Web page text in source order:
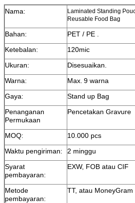
Nama:
Laminated Standing
Reusable Food Bag
Bahan: PET / PE
Ketebalan:
120mic
Ukuran:
Disesuaikan.
Warna:
Max. 9 warna
Gaya:
Stand up Bag
Penanganan
Permukaan
Pencetakan Gravure
MOQ:
10.000 pcs
Waktu pengiriman:
2 minggu
Syarat
pembayaran:
EXW, FOB atau CIF
Metode
pembayaran:
TT, atau MoneyGram